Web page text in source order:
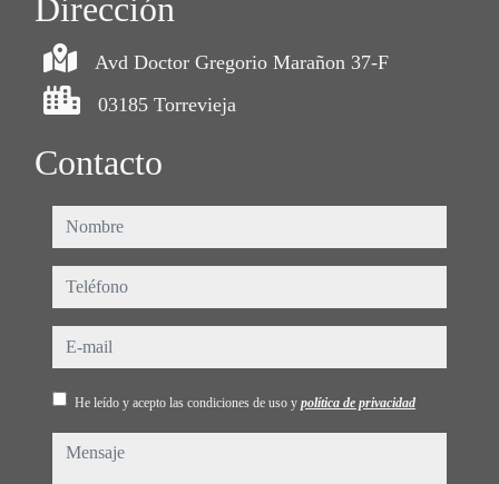
Dirección
Avd Doctor Gregorio Marañon 37-F
03185 Torrevieja
Contacto
nombre
teléfono
e-mail
He leído y acepto las condiciones de uso y política de privacidad
mensaje